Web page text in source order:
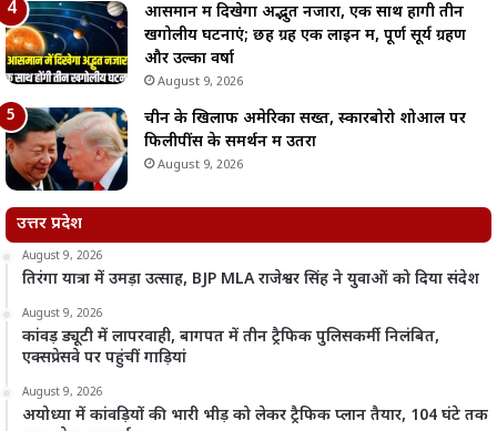
आसमान में दिखेगा अद्भुत नजारा, एक साथ होंगी तीन
खगोलीय घटनाएं; छह ग्रह एक लाइन में, पूर्ण सूर्य ग्रहण
और उल्का वर्षा
August 9, 2026
चीन के खिलाफ अमेरिका सख्त, स्कारबोरो शोआल पर
फिलीपींस के समर्थन में उतरा
August 9, 2026
उत्तर प्रदेश
August 9, 2026
तिरंगा यात्रा में उमड़ा उत्साह, BJP MLA राजेश्वर सिंह ने युवाओं को दिया संदेश
August 9, 2026
कांवड़ ड्यूटी में लापरवाही, बागपत में तीन ट्रैफिक पुलिसकर्मी निलंबित,
एक्सप्रेसवे पर पहुंचीं गाड़ियां
August 9, 2026
अयोध्या में कांवड़ियों की भारी भीड़ को लेकर ट्रैफिक प्लान तैयार, 104 घंटे तक